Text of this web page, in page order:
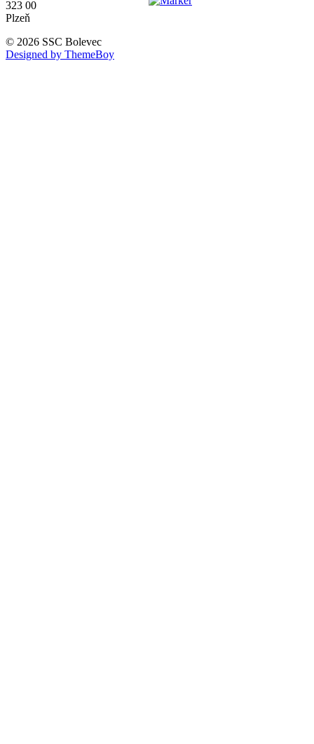
323 00
Plzeň
© 2026 SSC Bolevec
Designed by ThemeBoy